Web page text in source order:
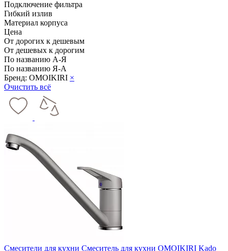
Подключение фильтра
Гибкий излив
Материал корпуса
Цена
От дорогих к дешевым
От дешевых к дорогим
По названию А-Я
По названию Я-А
Бренд: OMOIKIRI ×
Очистить всё
Смесители для кухни Смеситель для кухни OMOIKIRI Kado